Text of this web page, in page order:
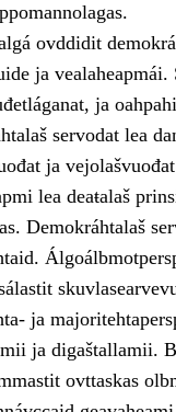
ovddidit
ja
ja
servodat lea
ja
lea deaŧalaš
Demokráhtalaš
ja
ja digaštallamii.
ovttaskas